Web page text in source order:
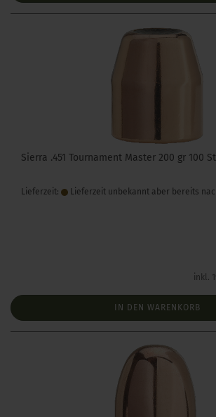
Sierra .451 Tournament Master 200 gr 100
Lieferzeit: Lieferzeit unbekannt aber bereits
inkl.
IN DEN WARENKORB